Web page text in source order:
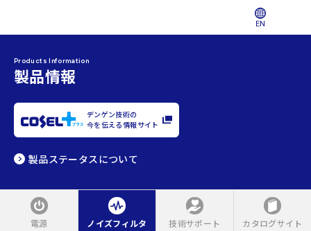
EN
Products Information
製品情報
デンゲン技術の
今を伝える情報サイト
製品ステータスについて
電源 ノイズフィルタ 技術サポート カタログサイト